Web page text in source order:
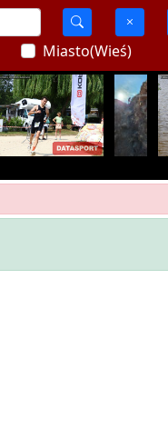
Miasto(Wieś)